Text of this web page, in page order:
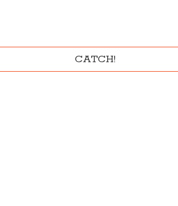
CATCH!